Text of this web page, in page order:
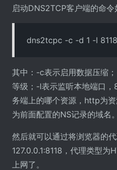
启动DNS2TCP客户端的命令
dns2tcpc -c -d 1 -l
其中：-c表示启用数据压缩
等级；-l表示监听本地端口
务端上的哪个资源，http为
为前面配置的NS记录的域名。
然后就可以通过将浏览器的
127.0.0.1:8118，代理类型为
上网了。